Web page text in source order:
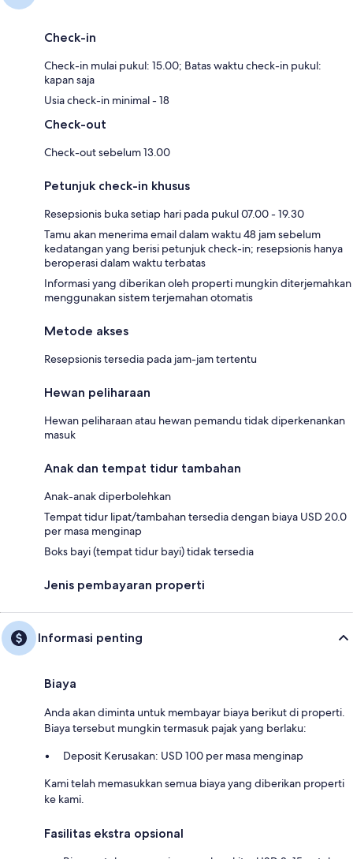
Check-in
Check-in mulai pukul: 15.00; Batas waktu check-in pukul:
kapan saja
Usia check-in minimal - 18
Check-out
Check-out sebelum 13.00
Petunjuk check-in khusus
Resepsionis buka setiap hari pada pukul 07.00 - 19.30
Tamu akan menerima email dalam waktu 48 jam sebelum
kedatangan yang berisi petunjuk check-in; resepsionis hanya
beroperasi dalam waktu terbatas
Informasi yang diberikan oleh properti mungkin diterjemahkan
menggunakan sistem terjemahan otomatis
Metode akses
Resepsionis tersedia pada jam-jam tertentu
Hewan peliharaan
Hewan peliharaan atau hewan pemandu tidak diperkenankan
masuk
Anak dan tempat tidur tambahan
Anak-anak diperbolehkan
Tempat tidur lipat/tambahan tersedia dengan biaya USD 20.0
per masa menginap
Boks bayi (tempat tidur bayi) tidak tersedia
Jenis pembayaran properti
Informasi penting
Biaya
Anda akan diminta untuk membayar biaya berikut di properti.
Biaya tersebut mungkin termasuk pajak yang berlaku:
Deposit Kerusakan: USD 100 per masa menginap
Kami telah memasukkan semua biaya yang diberikan properti
ke kami.
Fasilitas ekstra opsional